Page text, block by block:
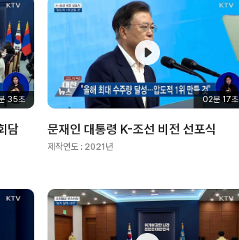
35초
담
02분 17초
문재인 대통령 K-조선 비전 선포식
제작연도 : 2021년